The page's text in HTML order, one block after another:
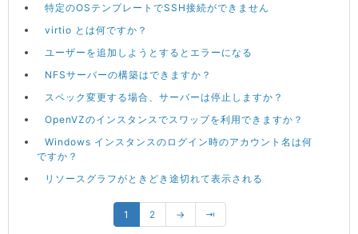
特定のOSテンプレートでSSH接続ができません
virtio とは何ですか？
ユーザーを追加しようとするとエラーになる
NFSサーバーの構築はできますか？
スペック変更する場合、サーバーは停止しますか？
OpenVZのインスタンスでスワップを利用できますか？
Windows インスタンスのログイン時のアカウント名は何
ですか？
リソースグラフがときどき途切れて表示される
1 2 → ⇥